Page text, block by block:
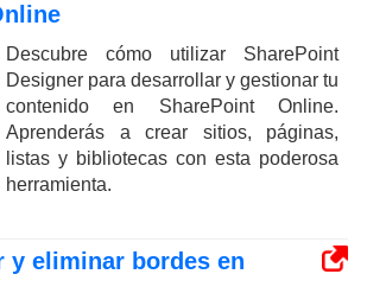
Descubre cómo utilizar SharePoint
Designer para desarrollar y gestionar tu
contenido en SharePoint Online.
Aprenderás a crear sitios, páginas,
listas y bibliotecas con esta poderosa
herramienta.
y eliminar bordes en